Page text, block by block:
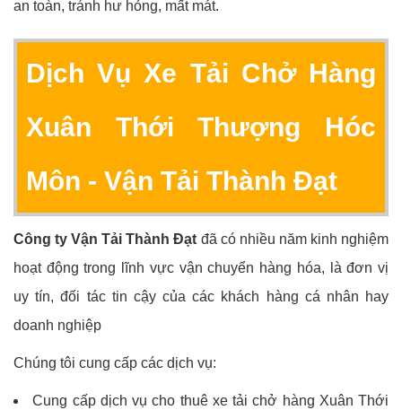
an toàn, tránh hư hỏng, mất mát.
Dịch Vụ Xe Tải Chở Hàng
Xuân Thới Thượng Hóc
Môn - Vận Tải Thành Đạt
Công ty Vận Tải Thành Đạt đã có nhiều năm kinh nghiệm
hoạt động trong lĩnh vực vận chuyển hàng hóa, là đơn vị
uy tín, đối tác tin cậy của các khách hàng cá nhân hay
doanh nghiệp
Chúng tôi cung cấp các dịch vụ:
Cung cấp dịch vụ cho thuê xe tải chở hàng Xuân Thới